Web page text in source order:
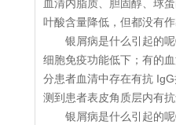
血清内脂质、胆固醇、球
叶酸含量降低，但都没有作
银屑病是什么引起的
细胞免疫功能低下；有的
分患者血清中存在有抗
测到患者表皮角质层内有抗
银屑病是什么引起的